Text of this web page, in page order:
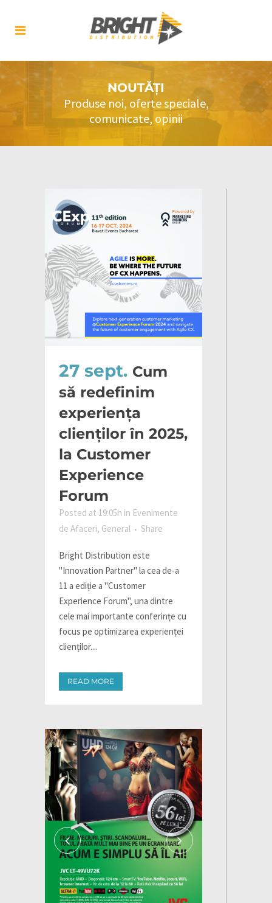
NOUTĂȚI
Produse noi, oferte speciale,
comunicate, opinii
27 sept. Cum
să redefinim
experiența
clienților în 2025,
la Customer
Experience
Forum
Posted at 19:05h in Evenimente
de Afaceri, General Share
Bright Distribution este
"Innovation Partner" la cea de-a
11 a ediție a "Customer
Experience Forum", una dintre
cele mai importante conferințe cu
focus pe optimizarea experienței
clienților....
READ MORE